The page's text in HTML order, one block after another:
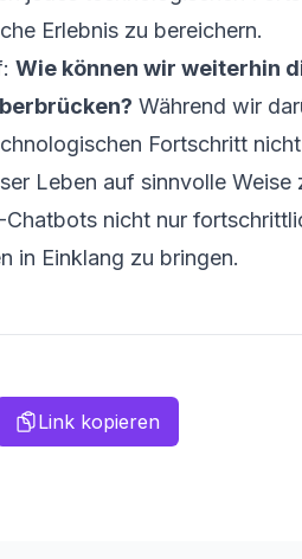
Erlebnis zu bereichern.
Wie können wir weiterhin
Während wir
Fortschritt
Leben auf sinnvolle Weise
nicht nur
in Einklang zu bringen.
Link kopieren